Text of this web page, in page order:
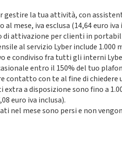
gestire la tua attività, con
al mese, iva esclusa (14,64 euro
attivazione per clienti in
al servizio Lyber include
e condiviso fra tutti gli interni
entro il 150% del tuo
contatto con te al fine di
a disposizione sono fino a
euro iva inclusa).
nel mese sono persi e non